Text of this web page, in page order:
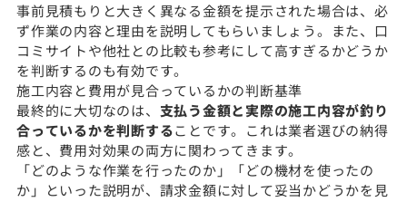
事前見積もりと大きく異なる金額を提示された場合は、必
ず作業の内容と理由を説明してもらいましょう。また、口
コミサイトや他社との比較も参考にして高すぎるかどうか
を判断するのも有効です。
施工内容と費用が見合っているかの判断基準
最終的に大切なのは、 支払う金額と実際の施工内容が釣り
合っているかを判断することです。これは業者選びの納得
感と、費用対効果の両方に関わってきます。
「どのような作業を行ったのか」「どの機材を使ったの
か」といった説明が、請求金額に対して妥当かどうかを見